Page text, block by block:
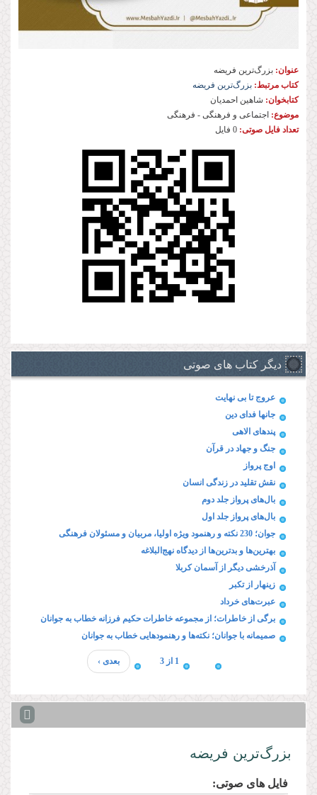
عنوان: بزرگ‌ترین فریضه
کتاب مرتبط: بزرگ‌ترین فریضه
کتابخوان: شاهین احمدیان
موضوع: اجتماعی و فرهنگی - فرهنگی
تعداد فایل صوتی: 0 فایل
دیگر کتاب های صوتی
عروج تا بی نهایت
جانها فدای دین
پند‌های الاهی
جنگ و جهاد در قرآن
اوج پرواز
نقش تقلید در زندگی انسان
بال‌های پرواز جلد دوم
بال‌های پرواز جلد اول
جوان؛ 230 نکته و رهنمود ویژه‌ اولیا، مربیان و مسئولان فرهنگی
بهترین‌ها و بدترین‌ها از دیدگاه نهج‌البلاغه
آذرخشی‌ دیگر‌ از‌ آسمان‌ کربلا
زینهار از تکبر
عبرت‌های خرداد
برگی از خاطرات؛ از مجموعه خاطرات حکیم فرزانه خطاب به جوانان
صمیمانه با جوانان؛ نکته‌ها و رهنمودهایی خطاب به جوانان
1 از 3 بعدی ›
بزرگ‌ترین فریضه
فایل های صوتی: